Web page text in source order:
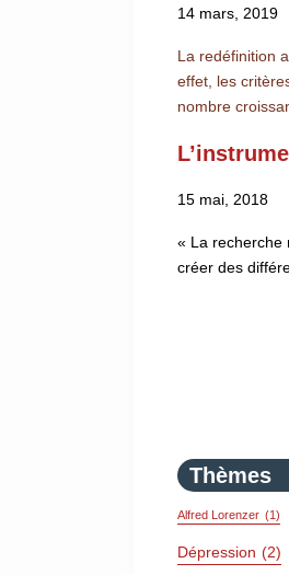
14 mars, 2019
La redéfinition
effet, les
nombre
15 mai, 2018
« La recherche
créer des
Thèmes
Alfred Lorenzer (1)
Dépression (2)